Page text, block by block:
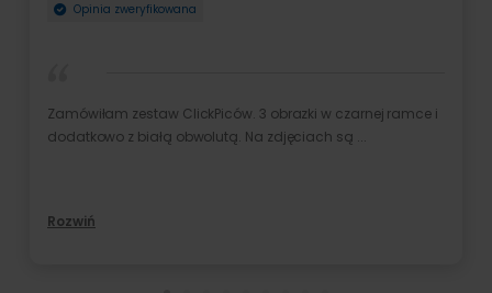
Opinia zweryfikowana
Zamówiłam zestaw ClickPiców. 3 obrazki w czarnej ramce i
dodatkowo z białą obwolutą. Na zdjęciach są ...
Rozwiń